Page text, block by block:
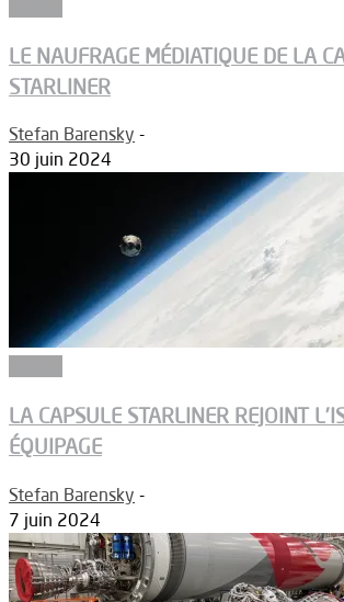
LE NAUFRAGE MÉDIATIQUE DE LA
STARLINER
Stefan Barensky -
30 juin 2024
LA CAPSULE STARLINER REJOINT
ÉQUIPAGE
Stefan Barensky -
7 juin 2024